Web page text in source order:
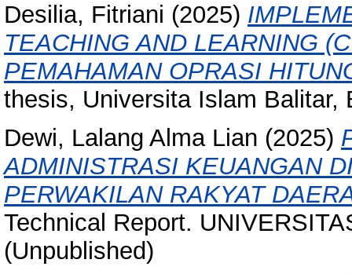
Desilia, Fitriani (2025)
TEACHING AND LEARNING
PEMAHAMAN OPRASI
thesis, Universita Islam Balitar,
Dewi, Lalang Alma Lian (2025)
ADMINISTRASI KEUANGAN
PERWAKILAN RAKYAT
Technical Report.
(Unpublished)